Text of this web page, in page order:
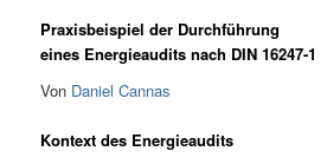
Praxisbeispiel der Durchführung
eines Energieaudits nach DIN 16247-1
Von Daniel Cannas
Kontext des Energieaudits